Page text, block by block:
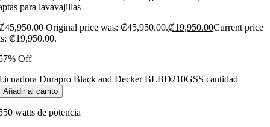
para lavavajillas
45,950.00 Original price was: ₡45,950.00.₡19,950.00Current price
₡19,950.00.
Off
Durapro Black and Decker BLBD210GSS cantidad
Añadir al carrito
watts de potencia